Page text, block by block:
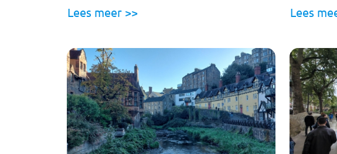
Lees meer >> Lees